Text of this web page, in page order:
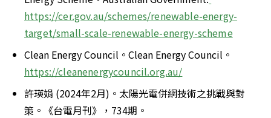
https://cer.gov.au/schemes/renewable-energy-
target/small-scale-renewable-energy-scheme
Clean Energy Council。Clean Energy Council。
https://cleanenergycouncil.org.au/
許瑛娟 (2024年2月)。太陽光電併網技術之挑戰與對
策。《台電月刊》，734期。